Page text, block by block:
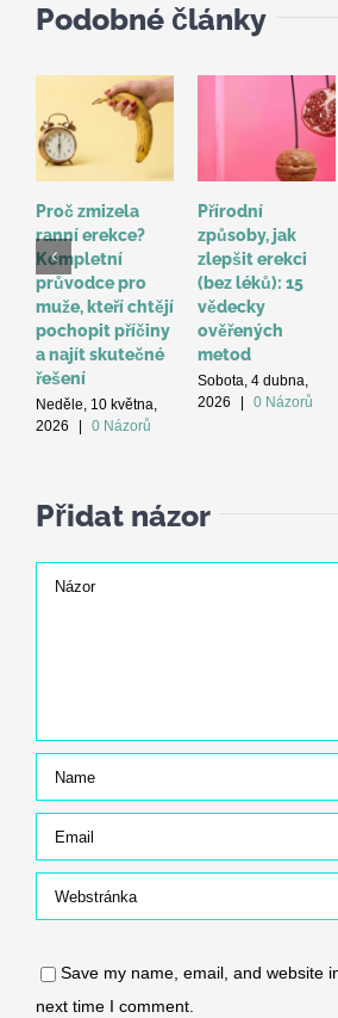
Podobné články
Proč zmizela
ranní erekce?
Kompletní
průvodce pro
muže, kteří chtějí
pochopit příčiny
a najít skutečné
řešení
Neděle, 10 května,
2026
0 Názorů
Přírodní
způsoby, jak
zlepšit erekci
(bez léků): 15
vědecky
ověřených
metod
Sobota, 4 dubna,
2026
0 Názorů
Přidat názor
Názor
Save my name, email, and website
next time I comment.